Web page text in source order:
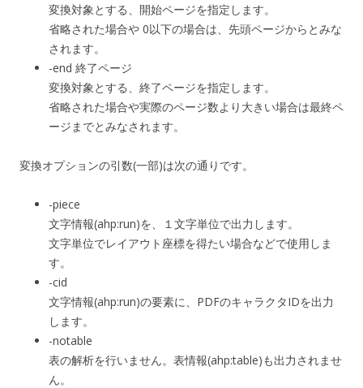
変換対象とする、開始ページを指定します。
省略された場合や 0以下の場合は、先頭ページからとみな
されます。
-end 終了ページ
変換対象とする、終了ページを指定します。
省略された場合や実際のページ数より大きい場合は最終ペ
ージまでとみなされます。
変換オプションの引数(一部)は次の通りです。
-piece
文字情報(ahp:run)を、１文字単位で出力します。
文字単位でレイアウト座標を得たい場合などで使用しま
す。
-cid
文字情報(ahp:run)の要素に、PDFのキャラクタIDを出力
します。
-notable
表の解析を行いません。表情報(ahp:table)も出力されませ
ん。